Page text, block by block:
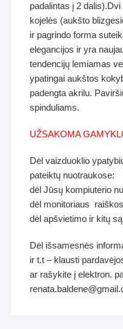
padalintas į 2
kojelės (aukšto
ir pagrindo forma
elegancijos ir yra
tendencijų lemiamas
ypatingai aukštos
padengta akrilu.
spinduliams.
UŽSAKOMA
Dėl vaizduoklio
pateiktų nuotraukose:
dėl Jūsų kompiuterio
dėl monitoriaus
dėl apšvietimo ir kitų
Dėl išsamesnės
ir t.t – klausti
ar rašykite į elektron.